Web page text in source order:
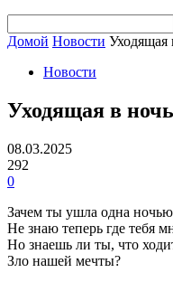
Домой Новости Уходящая
Новости
Уходящая в ночь
08.03.2025
292
0
Зачем ты ушла одна ночью
Не знаю теперь где тебя
Но знаешь ли ты, что
Зло нашей мечты?